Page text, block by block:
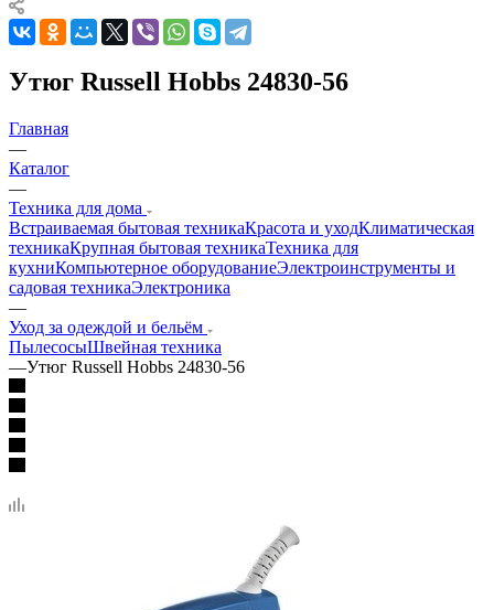
Утюг Russell Hobbs 24830-56
Главная
—
Каталог
—
Техника для дома
Встраиваемая бытовая техникаКрасота и уходКлиматическая
техникаКрупная бытовая техникаТехника для
кухниКомпьютерное оборудованиеЭлектроинструменты и
садовая техникаЭлектроника
—
Уход за одеждой и бельём
ПылесосыШвейная техника
—Утюг Russell Hobbs 24830-56